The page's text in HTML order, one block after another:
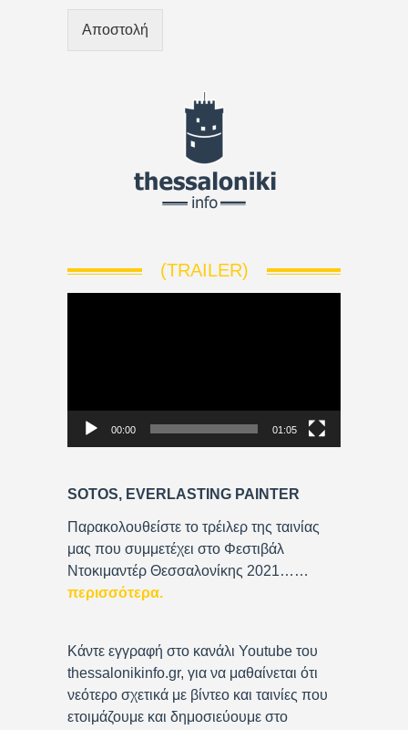
Αποστολή
(TRAILER)
P
e
r
00:00 01:05
SOTOS, EVERLASTING PAINTER
Παρακολουθείστε το τρέιλερ της ταινίας
μας που συμμετέχει στο Φεστιβάλ
Ντοκιμαντέρ Θεσσαλονίκης 2021……
περισσότερα.
Κάντε εγγραφή στο κανάλι Youtube του
thessalonikinfo.gr, για να μαθαίνεται ότι
νεότερο σχετικά με βίντεο και ταινίες που
ετοιμάζουμε και δημοσιεύουμε στο